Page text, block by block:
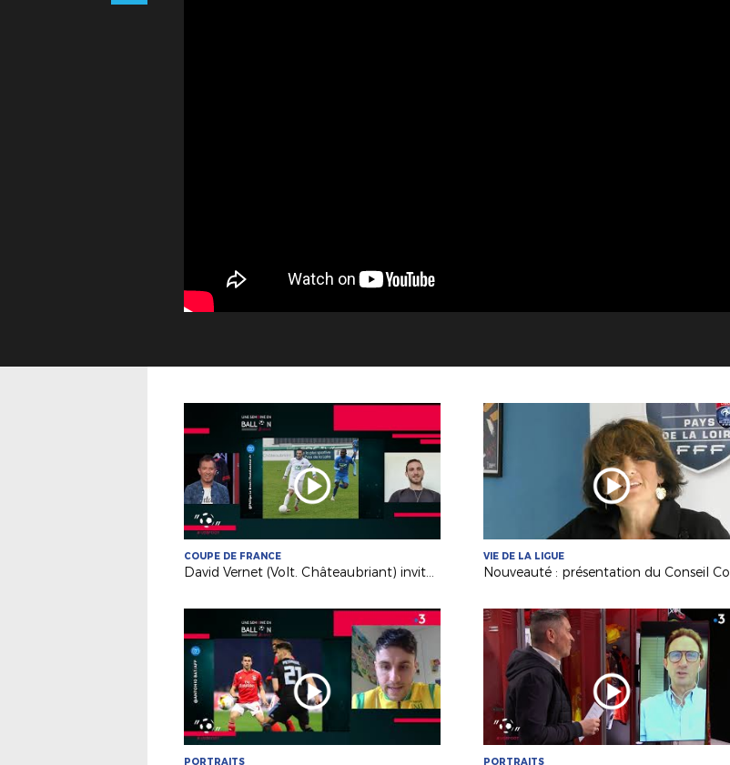
COUPE DE FRANCE
David Vernet (Volt. Châteaubriant) invité de France 3 PDL
VIE DE LA LIGUE
PORTRAITS PORTRAITS